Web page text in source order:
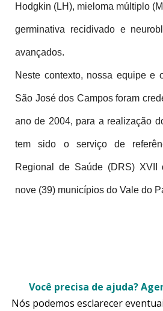
Hodgkin (LH), mieloma múltiplo
germinativa recidivado e
avançados.
Neste contexto, nossa equipe e
São José dos Campos foram
ano de 2004, para a realização
tem sido o serviço de
Regional de Saúde (DRS) XVII
nove (39) municípios do Vale do
Você precisa de ajuda?
Nós podemos esclarecer